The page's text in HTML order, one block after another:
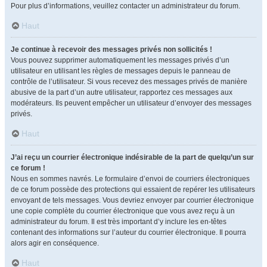
Pour plus d’informations, veuillez contacter un administrateur du forum.
Haut
Je continue à recevoir des messages privés non sollicités !
Vous pouvez supprimer automatiquement les messages privés d’un
utilisateur en utilisant les règles de messages depuis le panneau de
contrôle de l’utilisateur. Si vous recevez des messages privés de manière
abusive de la part d’un autre utilisateur, rapportez ces messages aux
modérateurs. Ils peuvent empêcher un utilisateur d’envoyer des messages
privés.
Haut
J’ai reçu un courrier électronique indésirable de la part de quelqu’un sur
ce forum !
Nous en sommes navrés. Le formulaire d’envoi de courriers électroniques
de ce forum possède des protections qui essaient de repérer les utilisateurs
envoyant de tels messages. Vous devriez envoyer par courrier électronique
une copie complète du courrier électronique que vous avez reçu à un
administrateur du forum. Il est très important d’y inclure les en-têtes
contenant des informations sur l’auteur du courrier électronique. Il pourra
alors agir en conséquence.
Haut